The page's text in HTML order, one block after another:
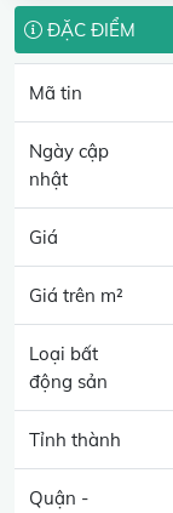
ĐẶC ĐIỂM
Mã tin
Ngày cập
nhật
Giá
Giá trên m²
Loại bất
động sản
Tỉnh thành
Quận -